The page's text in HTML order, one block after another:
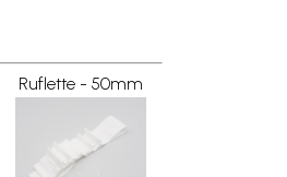
Ruflette - 50mm